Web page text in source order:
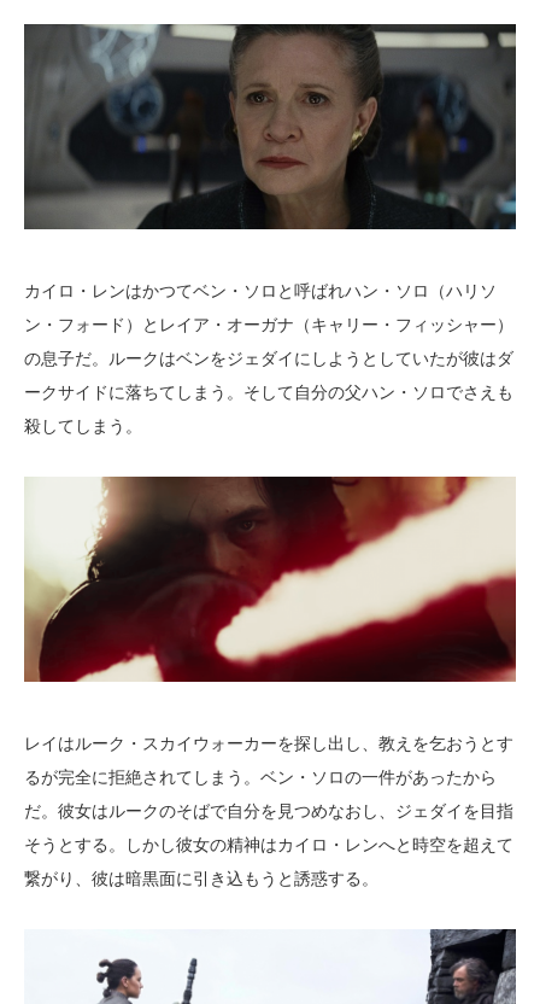
カイロ・レンはかつてベン・ソロと呼ばれハン・ソロ（ハリソ
ン・フォード）とレイア・オーガナ（キャリー・フィッシャー）
の息子だ。ルークはベンをジェダイにしようとしていたが彼はダ
ークサイドに落ちてしまう。そして自分の父ハン・ソロでさえも
殺してしまう。
レイはルーク・スカイウォーカーを探し出し、教えを乞おうとす
るが完全に拒絶されてしまう。ベン・ソロの一件があったから
だ。彼女はルークのそばで自分を見つめなおし、ジェダイを目指
そうとする。しかし彼女の精神はカイロ・レンへと時空を超えて
繋がり、彼は暗黒面に引き込もうと誘惑する。